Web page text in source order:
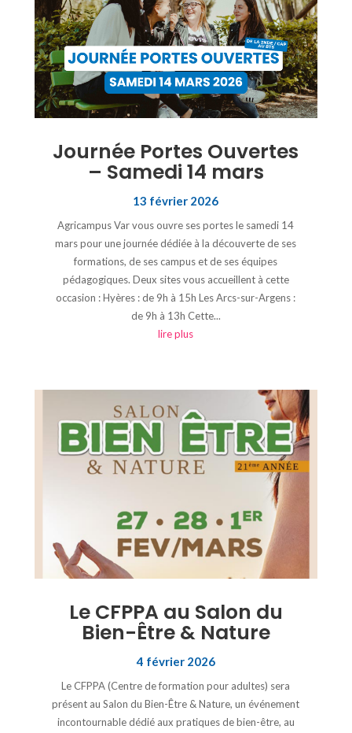
Journée Portes Ouvertes
– Samedi 14 mars
13 février 2026
Agricampus Var vous ouvre ses portes le samedi 14
mars pour une journée dédiée à la découverte de ses
formations, de ses campus et de ses équipes
pédagogiques. Deux sites vous accueillent à cette
occasion : Hyères : de 9h à 15h Les Arcs-sur-Argens :
de 9h à 13h Cette...
lire plus
Le CFPPA au Salon du
Bien-Être & Nature
4 février 2026
Le CFPPA (Centre de formation pour adultes) sera
présent au Salon du Bien-Être & Nature, un événement
incontournable dédié aux pratiques de bien-être, au